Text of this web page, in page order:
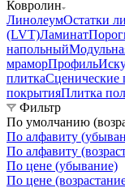
Ковролин
ЛинолеумОстатки
(LVT)Ламинат
напольный
мраморПрофиль
плиткаСценические
покрытияПлитка
Фильтр
По умолчанию
По алфавиту
По алфавиту
По цене (убывание)
По цене